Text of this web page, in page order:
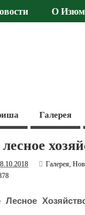
О
Галерея
Галерея,
Лесное